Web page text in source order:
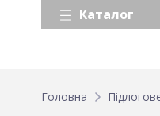
Каталог
Головна